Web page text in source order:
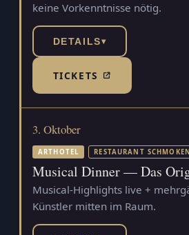
keine Vorkenntnisse nötig.
DETAILS▾
TICKETS(TICKETSHOP,
3. Oktober
ARTHOTEL RESTAURANT
Musical Dinner — Das
Musical-Highlights live +
Künstler mitten im Raum.